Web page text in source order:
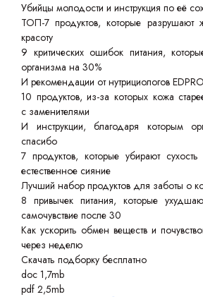
Убийцы молодости и инструкция по её
ТОП-7 продуктов, которые разрушают
красоту
9 критических ошибок питания,
организма на 30%
И рекомендации от нутрициологов
10 продуктов, из-за которых кожа
с заменителями
И инструкции, благодаря которым
спасибо
7 продуктов, которые убирают
естественное сияние
Лучший набор продуктов для заботы о
8 привычек питания, которые
самочувствие после 30
Как ускорить обмен веществ и
через неделю
Скачать подборку бесплатно
doc 1,7mb
pdf 2,5mb